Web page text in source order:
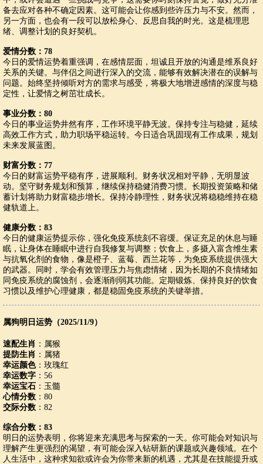
备去应对各种不确定因素。这可能会让你感到些许压力与不安。然而，
另一方面，也会有一段可以放松身心、反思自我的时光。这是梳理思
绪、调整计划的良好契机。
爱情分数：78
今日的爱情运势着重强调，在感情层面，坦诚且开放的沟通是维系良好
关系的关键。与伴侣之间进行深入的交流，能够有效解决潜在的误解与
问题。始终坚持倾听对方的需求与感受，将极大地增进感情的深度与稳
定性，让爱情之树茁壮成长。
事业分数：80
今日的事业运势井然有序，工作环境平静无波。保持专注与稳健，延续
高效工作方式，助力职场平稳运转。今日适合巩固现有工作成果，规划
未来发展蓝图。
财富分数：77
今日的财富运势平稳有序，进展顺利。财务状况相对平静，无明显波
动。坚守财务规划和预算，继续保持稳健消费习惯。长期投资策略和储
蓄计划将助力财富稳步增长。保持冷静理性，财务状况将稳稳维持在稳
健轨道上。
健康分数：83
今日的健康运势提示你，强化免疫系统刻不容缓。保证充足的休息与睡
眠，让身体在睡眠中进行自我修复与调整；饮食上，多摄入富含维生素
与抗氧化剂的食物，像是橙子、蓝莓、西兰花等，为免疫系统提供强大
的武器。同时，学会有效管理压力与焦虑情绪，因为长期的不良情绪如
同免疫系统的腐蚀剂，会逐渐削弱其功能。定期锻炼、保持良好的饮食
习惯以及维护心理健康，都是稳固免疫系统的关键举措。
属狗明日运势（2025/11/9）
速配生肖 ：属猴
提防生肖 ：属猪
幸运颜色：玫瑰红
幸运数字 ：56
幸运宝石 ：玉髓
心情分数 ：80
交际分数 ：82
综合分数：83
明日的运势表明，你将迎来充满思考与探索的一天。你可能会对知识与
理解产生更强烈的渴望，有可能会深入钻研新的课题或兴趣领域。在个
人生活中，这种求知欲或许会为你带来新的机遇，尤其是在技能提升或